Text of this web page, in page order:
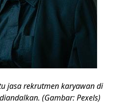
jasa rekrutmen karyawan di
(Gambar: Pexels)